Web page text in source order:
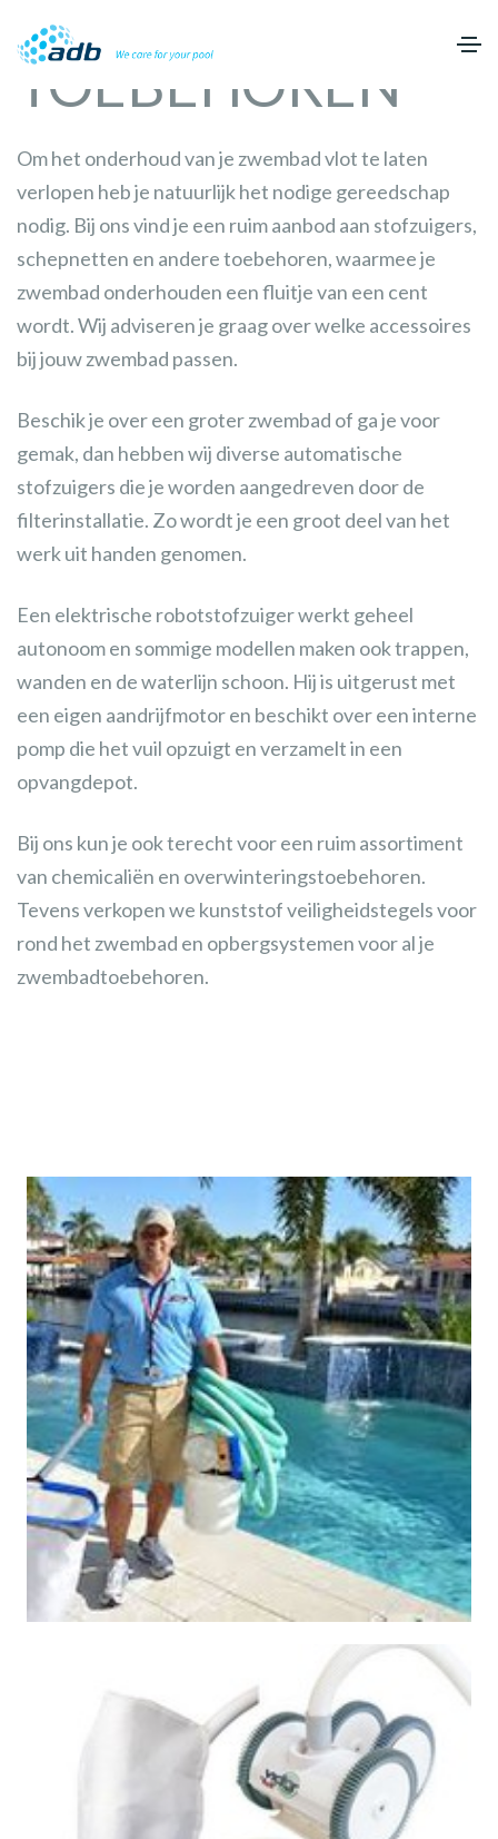
TOEBEHOREN
Om het onderhoud van je zwembad vlot te laten
verlopen heb je natuurlijk het nodige gereedschap
nodig. Bij ons vind je een ruim aanbod aan stofzuigers,
schepnetten en andere toebehoren, waarmee je
zwembad onderhouden een fluitje van een cent
wordt. Wij adviseren je graag over welke accessoires
bij jouw zwembad passen.
Beschik je over een groter zwembad of ga je voor
gemak, dan hebben wij diverse automatische
stofzuigers die je worden aangedreven door de
filterinstallatie. Zo wordt je een groot deel van het
werk uit handen genomen.
Een elektrische robotstofzuiger werkt geheel
autonoom en sommige modellen maken ook trappen,
wanden en de waterlijn schoon. Hij is uitgerust met
een eigen aandrijfmotor en beschikt over een interne
pomp die het vuil opzuigt en verzamelt in een
opvangdepot.
Bij ons kun je ook terecht voor een ruim assortiment
van chemicaliën en overwinteringstoebehoren.
Tevens verkopen we kunststof veiligheidstegels voor
rond het zwembad en opbergsystemen voor al je
zwembadtoebehoren.